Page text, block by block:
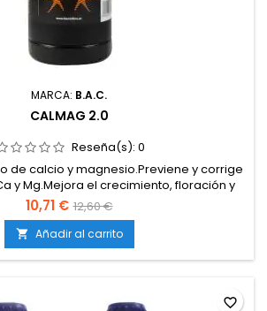
MARCA: B.A.C.
CALMAG 2.0
Reseña(s): 0
de calcio y magnesio.Previene y corrige
y Mg.Mejora el crecimiento, floración y
la resistencia de la planta frente al
100 % soluble, apto para todo tipo de
sistemas de riego.
10,71 € 12,60 €
 Añadir al carrito
favorite_border